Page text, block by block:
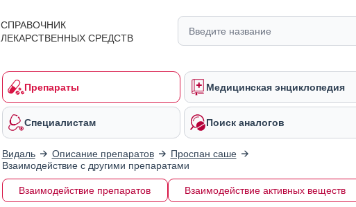
СПРАВОЧНИК
ЛЕКАРСТВЕННЫХ СРЕДСТВ
Препараты Медицинская энциклопедия
Специалистам Поиск аналогов
Видаль Описание препаратов
Проспан саше
Взаимодействие с другими препаратами
Взаимодействие препаратов Взаимодействие активных веществ